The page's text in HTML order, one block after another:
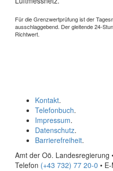
Für die Grenzwertprüfung ist der
ausschlaggebend. Der gleitende 24-
Richtwert.
Kontakt.
Telefonbuch.
Impressum.
Datenschutz.
Barrierefreiheit.
Amt der Oö. Landesregierung
Telefon (+43 732) 77 20-0 •